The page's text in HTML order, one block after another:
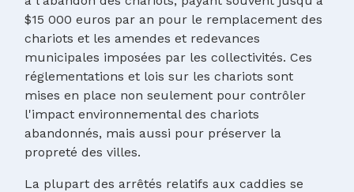
$15 000 euros par an pour le remplacement des
chariots et les amendes et redevances
municipales imposées par les collectivités. Ces
réglementations et lois sur les chariots sont
mises en place non seulement pour contrôler
l'impact environnemental des chariots
abandonnés, mais aussi pour préserver la
propreté des villes.
La plupart des arrêtés relatifs aux caddies se